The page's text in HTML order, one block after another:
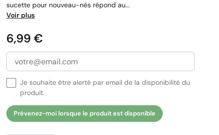
sucette pour nouveau-nés répond au...
Voir plus
Prix
6,99 €
Je souhaite être alerté par email de la disponibilité du
produit.
Prévenez-moi lorsque le produit est disponible